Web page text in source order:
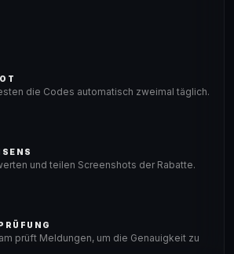
die Codes automatisch zweimal täglich.
und teilen Screenshots der Rabatte.
prüft Meldungen, um die Genauigkeit zu